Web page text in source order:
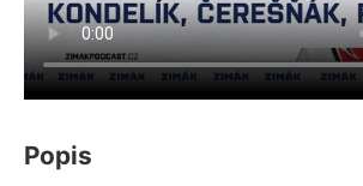
Popis